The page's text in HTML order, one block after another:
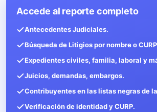
Accede al reporte completo
Antecedentes Judiciales.
Búsqueda de Litigios por nombre o
Expedientes civiles, familia, laboral y
Juicios, demandas, embargos.
Contribuyentes en las listas negras de
Verificación de identidad y CURP.